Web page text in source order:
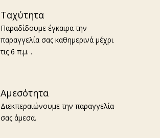
Ταχύτητα
Παραδίδουμε έγκαιρα την
παραγγελία σας καθημερινά μέχρι
τις 6 π.μ. .
Αμεσότητα
Διεκπεραιώνουμε την παραγγελία
σας άμεσα.